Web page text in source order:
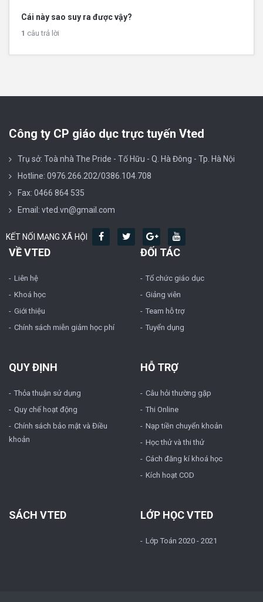
Cái này sao suy ra được vậy?
1 câu trả lời
Công ty CP giáo dục trực tuyến Vted
Trụ sở: Toà nhà The Pride - Tố Hữu - Q. Hà Đông - Tp. Hà Nội
Hotline: 0976.266.202/0386.104.708
Fax: 0466 864 535
Email: vted.vn@gmail.com
KẾT NỐI MẠNG XÃ HỘI
VỀ VTED
Liên hệ
Khoá học
Giới thiệu
Chính sách miễn giảm học phí
ĐỐI TÁC
Tổ chức giáo dục
Giảng viên
Team hỗ trợ
Tuyển dụng
QUY ĐỊNH
Thỏa thuận sử dụng
Quy chế hoạt động
Chính sách bảo mật và Điều
khoản
HỖ TRỢ
Câu hỏi thường gặp
Thi Online
Nạp tiền chuyển khoản
Học thử và thi thử
Cách đăng kí khoá học
Kích hoạt COD
SÁCH VTED LỚP HỌC VTED
Lớp Toán 2020 - 2021